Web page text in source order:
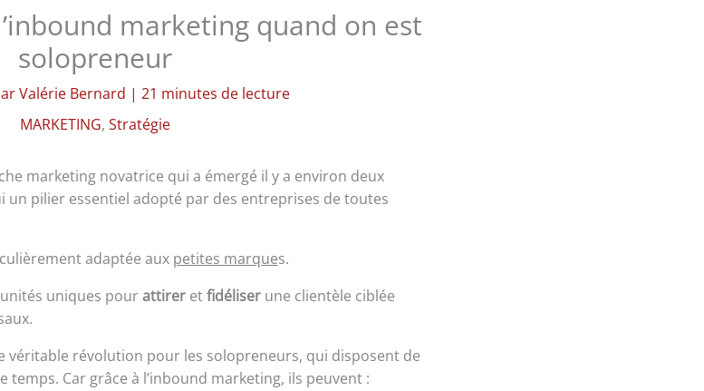
marketing quand on est
solopreneur
Valérie Bernard | 21 minutes de lecture
MARKETING, Stratégie
marketing novatrice qui a émergé il y a environ deux
un pilier essentiel adopté par des entreprises de toutes
adaptée aux petites marques.
uniques pourattireretfidéliserune clientèle ciblée
véritable révolution pour les solopreneurs, qui disposent de
Car grâce à l’inbound marketing, ils peuvent :